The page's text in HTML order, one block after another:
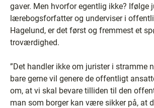
gaver. Men hvorfor egentlig ikke? Ifølge
lærebogsforfatter og underviser i
Hagelund, er det først og fremmest et
troværdighed.
”Det handler ikke om jurister i stramme
bare gerne vil genere de offentligt
om, at vi skal bevare tilliden til den
man som borger kan være sikker på, at